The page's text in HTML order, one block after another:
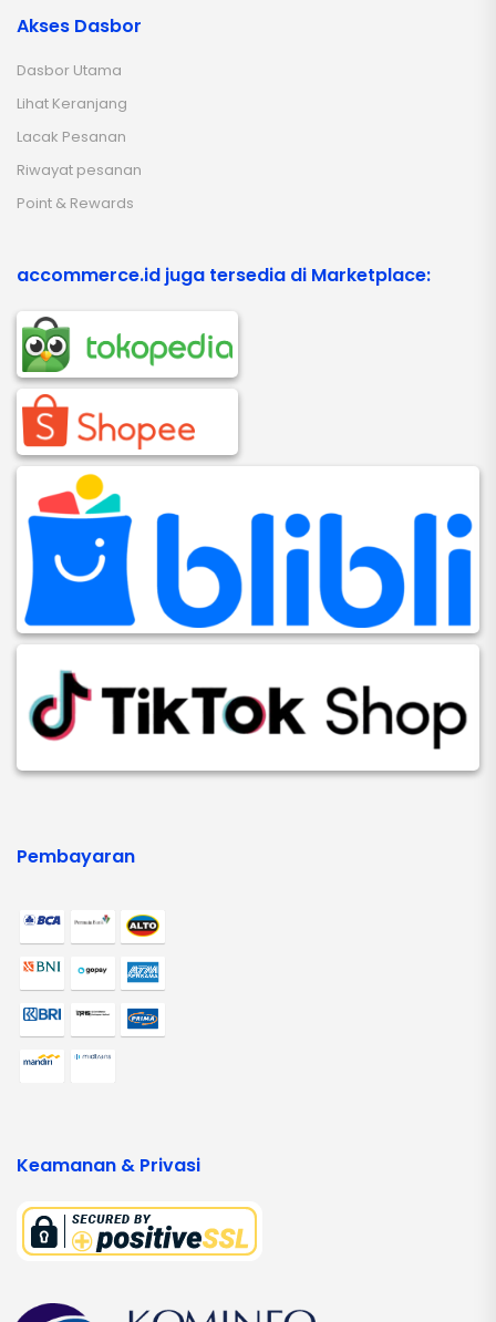
Akses Dasbor
Dasbor Utama
Lihat Keranjang
Lacak Pesanan
Riwayat pesanan
Point & Rewards
accommerce.id juga tersedia di Marketplace:
Pembayaran
Keamanan & Privasi